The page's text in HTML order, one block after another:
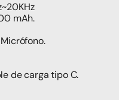
mAh.
Micrófono.
de carga tipo C.